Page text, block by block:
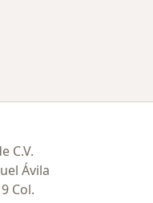
C.V.
Ávila
Col.